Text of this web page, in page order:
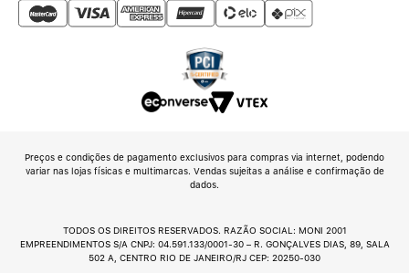
Preços e condições de pagamento exclusivos para compras via internet, podendo
variar nas lojas físicas e multimarcas. Vendas sujeitas a análise e confirmação de
dados.
TODOS OS DIREITOS RESERVADOS. RAZÃO SOCIAL: MONI 2001
EMPREENDIMENTOS S/A CNPJ: 04.591.133/0001-30 – R. GONÇALVES DIAS, 89, SALA
502 A, CENTRO RIO DE JANEIRO/RJ CEP: 20250-030